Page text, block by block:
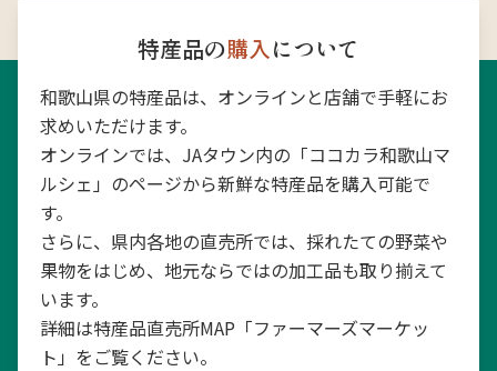
特産品の購入について
和歌山県の特産品は、オンラインと店舗で手軽にお
求めいただけます。
オンラインでは、JAタウン内の「ココカラ和歌山マ
ルシェ」のページから新鮮な特産品を購入可能で
す。
さらに、県内各地の直売所では、採れたての野菜や
果物をはじめ、地元ならではの加工品も取り揃えて
います。
詳細は特産品直売所MAP「ファーマーズマーケッ
ト」をご覧ください。